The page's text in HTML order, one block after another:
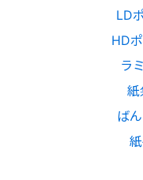
LD
HD
ラ
紙
ば